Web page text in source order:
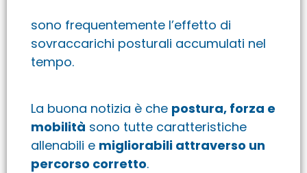
sono frequentemente l’effetto di
sovraccarichi posturali accumulati nel
tempo.
La buona notizia è che postura, forza e
mobilità sono tutte caratteristiche
allenabili e migliorabili attraverso un
percorso corretto.